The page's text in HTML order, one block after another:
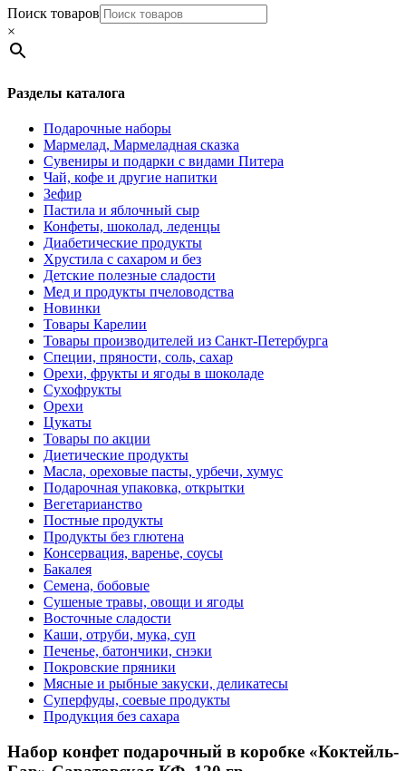
Поиск товаров
×
Разделы каталога
Подарочные наборы
Мармелад, Мармеладная сказка
Сувениры и подарки с видами Питера
Чай, кофе и другие напитки
Зефир
Пастила и яблочный сыр
Конфеты, шоколад, леденцы
Диабетические продукты
Хрустила с сахаром и без
Детские полезные сладости
Мед и продукты пчеловодства
Новинки
Товары Карелии
Товары производителей из Санкт-Петербурга
Специи, пряности, соль, сахар
Орехи, фрукты и ягоды в шоколаде
Сухофрукты
Орехи
Цукаты
Товары по акции
Диетические продукты
Масла, ореховые пасты, урбечи, хумус
Подарочная упаковка, открытки
Вегетарианство
Постные продукты
Продукты без глютена
Консервация, варенье, соусы
Бакалея
Семена, бобовые
Сушеные травы, овощи и ягоды
Восточные сладости
Каши, отруби, мука, суп
Печенье, батончики, снэки
Покровские пряники
Мясные и рыбные закуски, деликатесы
Суперфуды, соевые продукты
Продукция без сахара
Набор конфет подарочный в коробке «Коктейль-